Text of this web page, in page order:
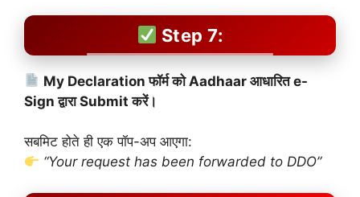
Step 7:
My Declaration फॉर्म को Aadhaar आधारित e-
Sign द्वारा Submit करें।
सबमिट होते ही एक पॉप-अप आएगा:
“Your request has been forwarded to DDO”